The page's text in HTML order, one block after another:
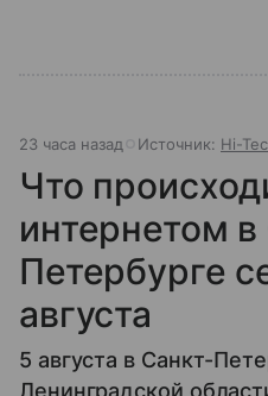
23 часа назад Источник: Hi-
Что
интернетом
Петербурге
августа
5 августа в Санкт-
Ленинградской